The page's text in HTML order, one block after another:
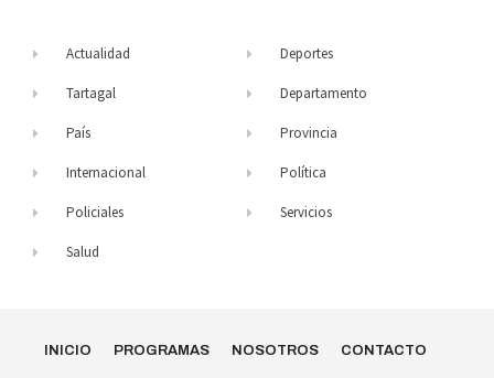
Actualidad
Tartagal
País
Internacional
Policiales
Salud
Deportes
Departamento
Provincia
Política
Servicios
INICIO PROGRAMAS NOSOTROS CONTACTO